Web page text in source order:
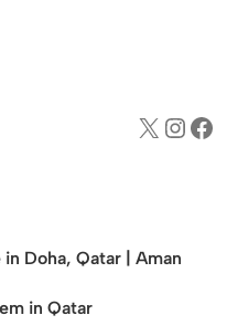
Doha, Qatar | Aman
in Qatar